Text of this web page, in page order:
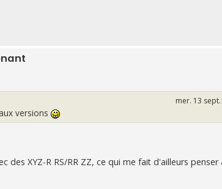
mer. 13
versions
XYZ-R RS/RR ZZ, ce qui me fait d'ailleurs penser